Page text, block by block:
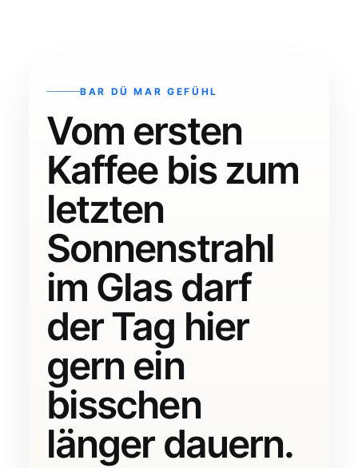
BAR DÜ MAR GEFÜHL
Vom ersten
Kaffee bis zum
letzten
Sonnenstrahl
im Glas darf
der Tag hier
gern ein
bisschen
länger dauern.